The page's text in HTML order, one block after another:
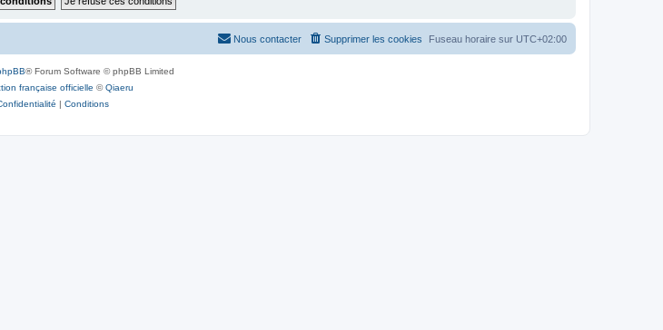
Fuseau horaire sur UTC+02:00
Supprimer les cookies
Nous contacter
® Forum Software © phpBB Limited
française officielle ©Qiaeru
| Conditions